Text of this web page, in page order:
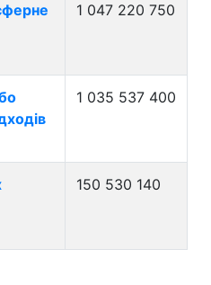
1 047 220 750
1 035 537 400
150 530 140